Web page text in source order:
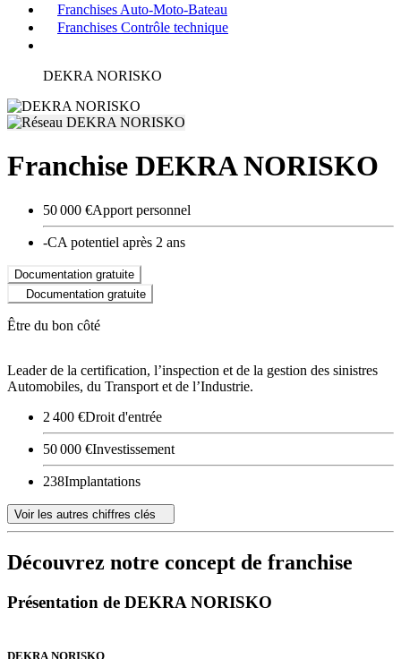
Franchises Auto-Moto-Bateau
Franchises Contrôle technique
DEKRA NORISKO
Franchise DEKRA NORISKO
50 000 €Apport personnel
-CA potentiel après 2 ans
Documentation gratuite
Documentation gratuite
Être du bon côté
Leader de la certification, l’inspection et de la gestion des sinistres
Automobiles, du Transport et de l’Industrie.
2 400 €Droit d'entrée
50 000 €Investissement
238Implantations
Voir les autres chiffres clés
Découvrez notre concept de franchise
Présentation de DEKRA NORISKO
DEKRA NORISKO